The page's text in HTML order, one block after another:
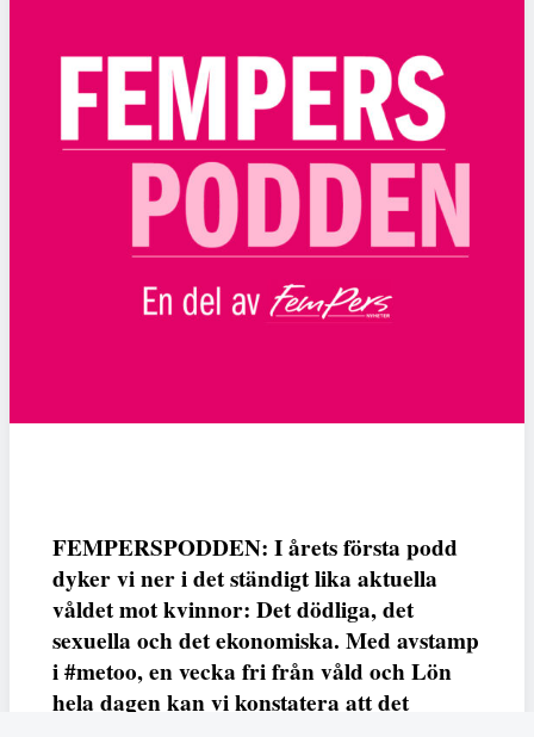
FEMPERSPODDEN: I årets första podd
dyker vi ner i det ständigt lika aktuella
våldet mot kvinnor: Det dödliga, det
sexuella och det ekonomiska. Med avstamp
i #metoo, en vecka fri från våld och Lön
hela dagen kan vi konstatera att det